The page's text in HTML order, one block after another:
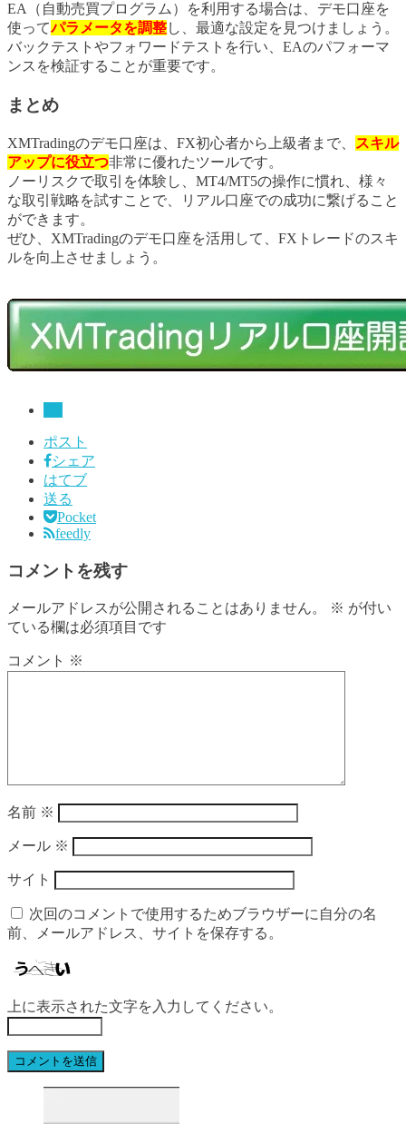
EA（自動売買プログラム）を利用する場合は、デモ口座を
使ってパラメータを調整し、最適な設定を見つけましょう。
バックテストやフォワードテストを行い、EAのパフォーマ
ンスを検証することが重要です。
まとめ
XMTradingのデモ口座は、FX初心者から上級者まで、
スキル
アップに役立つ非常に優れたツールです。
ノーリスクで取引を体験し、MT4/MT5の操作に慣れ、様々
な取引戦略を試すことで、リアル口座での成功に繋げること
ができます。
ぜひ、XMTradingのデモ口座を活用して、FXトレードのスキ
ルを向上させましょう。
ポスト
シェア
はてブ
送る
Pocket
feedly
コメントを残す
メールアドレスが公開されることはありません。 ※ が付い
ている欄は必須項目です
コメント ※
名前 ※
メール ※
サイト
次回のコメントで使用するためブラウザーに自分の名
前、メールアドレス、サイトを保存する。
上に表示された文字を入力してください。